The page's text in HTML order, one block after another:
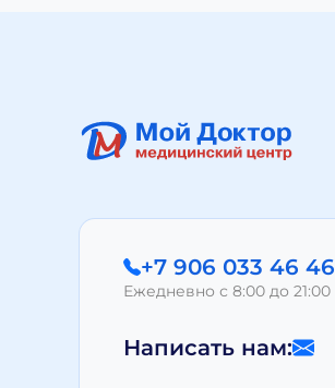
+7 906 033 46 46
Ежедневно с 8:00 до 21:00
Написать нам: